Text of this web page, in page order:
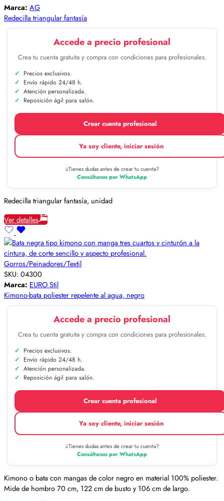
Marca: AG
Redecilla triangular fantasía
Accede a precio profesional
Crea tu cuenta gratuita y compra con condiciones para profesionales.
Precios exclusivos.
Envío rápido 24/48 h.
Atención personalizada.
Reposición ágil para salón.
Crear cuenta profesional
Ya soy cliente, iniciar sesión
¿Tienes dudas antes de crear tu cuenta?
Consúltanos por WhatsApp
Redecilla triangular fantasía, unidad
Ver detalles
Gorros/Peinadores/Textil
SKU: 04300
Marca: EURO Stil
Kimono-bata poliester repelente al agua, negro
Accede a precio profesional
Crea tu cuenta gratuita y compra con condiciones para profesionales.
Precios exclusivos.
Envío rápido 24/48 h.
Atención personalizada.
Reposición ágil para salón.
Crear cuenta profesional
Ya soy cliente, iniciar sesión
¿Tienes dudas antes de crear tu cuenta?
Consúltanos por WhatsApp
Kimono o bata con mangas de color negro en material 100% poliester.
Mide de hombro 70 cm, 122 cm de busto y 106 cm de largo.